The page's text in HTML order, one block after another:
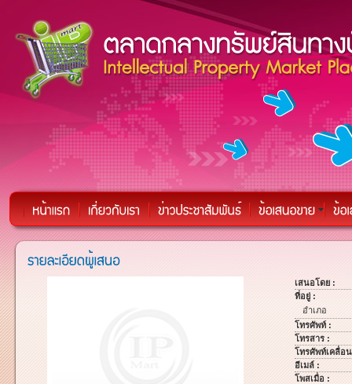
เสนอโดย :
ที่อยู่ :
อำเภอ
โทรศัพท์ :
โทรสาร :
โทรศัพท์เคลื่อ
อีเมล์ :
โพสเมื่อ :